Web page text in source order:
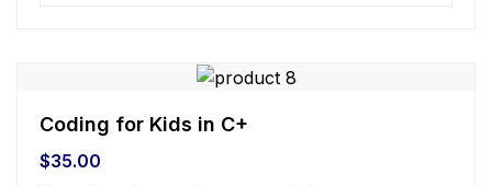
Coding for Kids in C+
$35.00